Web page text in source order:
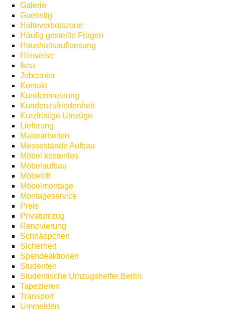
Galerie
Guenstig
Halteverbotszone
Häufig gestellte Fragen
Haushaltsaufloesung
Hinweise
Ikea
Jobcenter
Kontakt
Kundenmeinung
Kundenzufriedenheit
Kurzfristige Umzüge
Lieferung
Malerarbeiten
Messestände Aufbau
Möbel kostenlos
Möbelaufbau
Möbellift
Möbelmontage
Montageservice
Preis
Privatumzug
Renovierung
Schnäppchen
Sicherheit
Spendeaktionen
Studenten
Studentische Umzugshelfer Berlin
Tapezieren
Transport
Ummelden